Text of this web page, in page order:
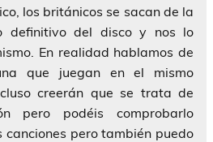
los británicos se sacan de la
definitivo del disco y nos lo
En realidad hablamos de
que juegan en el mismo
creerán que se trata de
pero podéis comprobarlo
canciones pero también puedo